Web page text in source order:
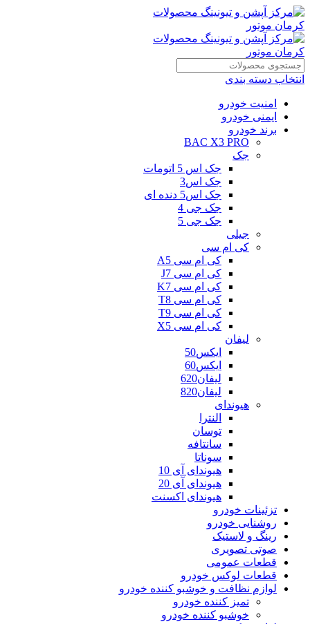
انتخاب دسته بندی
امنیت خودرو
ایمنی خودرو
برند خودرو
BAC X3 PRO
جک
جک اس 5 اتومات
جک اس3
جک اس5 دنده ای
جک جی 4
جک جی 5
جیلی
کی ام سی
کی ام سی A5
کی ام سی J7
کی ام سی K7
کی ام سی T8
کی ام سی T9
کی ام سی X5
لیفان
ایکس50
ایکس60
لیفان620
لیفان820
هیوندای
النترا
توسان
سانتافه
سوناتا
هیوندای آی 10
هیوندای آی 20
هیوندای اکسنت
تزئینات خودرو
روشنایی خودرو
رینگ و لاستیک
صوتی تصویری
قطعات عمومی
قطعات لوکس خودرو
لوازم نظافت و خوشبو کننده خودرو
تمیز کننده خودرو
خوشبو کننده خودرو